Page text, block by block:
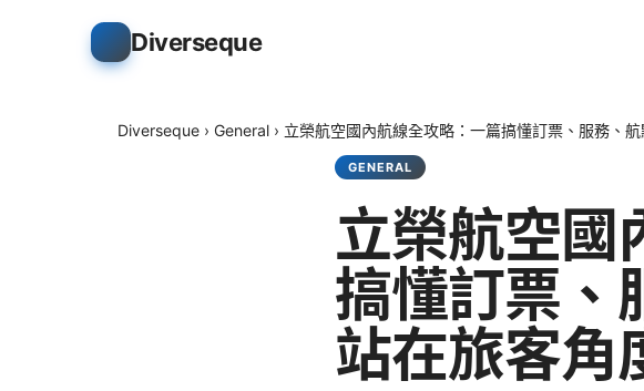
Diverseque
Diverseque › General › 立榮航空國內航線全攻略：一篇搞懂訂票、服務、
GENERAL
立榮航空國
搞懂訂票、
站在旅客角